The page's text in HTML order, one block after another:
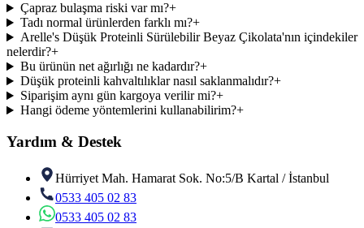
Çapraz bulaşma riski var mı?+
Tadı normal ürünlerden farklı mı?+
Arelle's Düşük Proteinli Sürülebilir Beyaz Çikolata'nın içindekiler
nelerdir?+
Bu ürünün net ağırlığı ne kadardır?+
Düşük proteinli kahvaltılıklar nasıl saklanmalıdır?+
Siparişim aynı gün kargoya verilir mi?+
Hangi ödeme yöntemlerini kullanabilirim?+
Yardım & Destek
Hürriyet Mah. Hamarat Sok. No:5/B Kartal / İstanbul
0533 405 02 83
0533 405 02 83